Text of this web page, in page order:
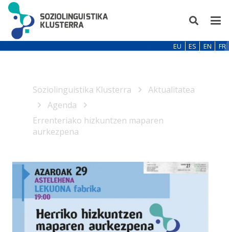
EU ES EN FR
Soziolinguistika Klusterra
Aktualitatea
Agenda
Errenteriako hizkuntzen maparen
aurkezpena